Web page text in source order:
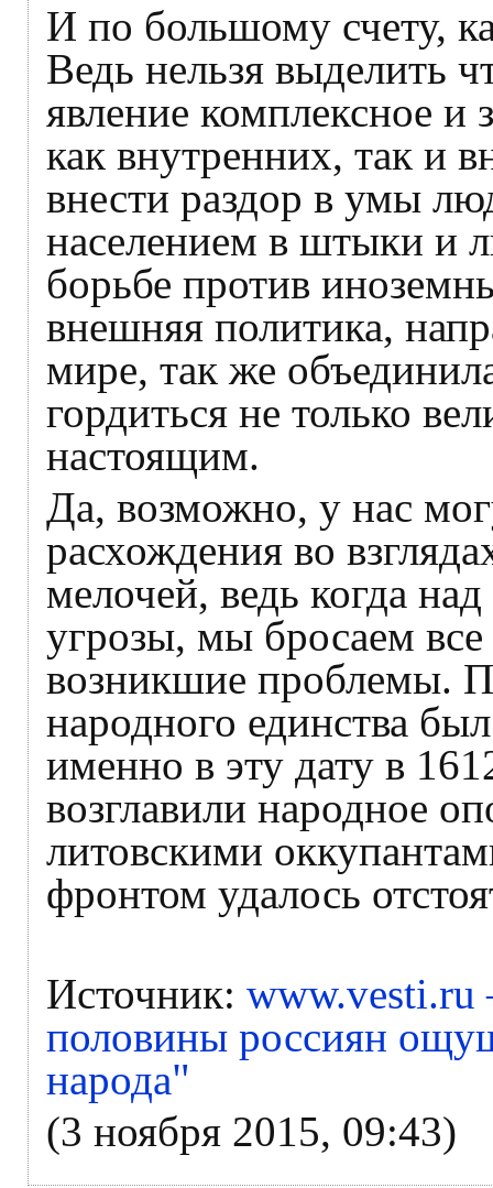
И по большому счету,
Ведь нельзя выделить
явление комплексное и
как внутренних, так и
внести раздор в умы
населением в штыки и
борьбе против
внешняя политика,
мире, так же
гордиться не только
настоящим.
Да, возможно, у нас
расхождения во
мелочей, ведь когда
угрозы, мы бросаем
возникшие проблемы.
народного единства
именно в эту дату в
возглавили народное
литовскими
фронтом удалось
Источник:
половины россиян
народа"
(3 ноября 2015, 09:43)